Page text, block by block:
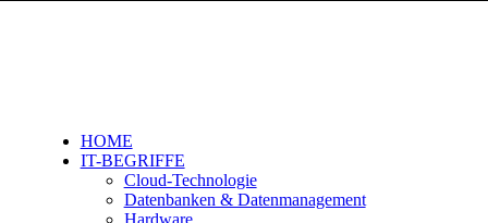
HOME
IT-BEGRIFFE
Cloud-Technologie
Datenbanken & Datenmanagement
Hardware